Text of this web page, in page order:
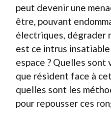
peut devenir une
être, pouvant
électriques, dégrader
est ce intrus
espace ? Quelles
que résident face à
quelles sont les
pour repousser ces